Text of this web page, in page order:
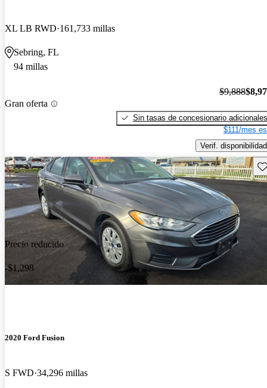
XL LB RWD 161,733 millas
Sebring, FL
94 millas
Gran oferta
$9,888
Sin tasas de concesionario adicionales
$111/mes
Verif. disponibilidad
Precio reducido
-$1,298
2020 Ford Fusion
S FWD 34,296 millas